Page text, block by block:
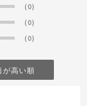
(0)
(0)
(0)
が高い順